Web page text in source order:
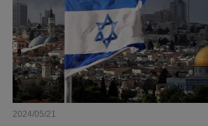
2024/05/21